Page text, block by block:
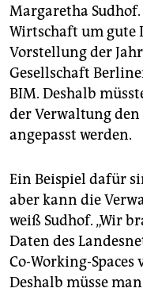
Margaretha
Wirtschaft um gute
Vorstellung der
Gesellschaft
BIM. Deshalb
der Verwaltung
angepasst werden.
Ein Beispiel dafür
aber kann die
weiß Sudhof. „Wir
Daten des
Co-Working-Spaces
Deshalb müsse